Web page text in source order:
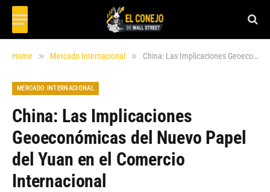
Home » Mercado Internacional » China: Las Implicaciones Geoeconómicas del Nuevo Papel del Yuan en el Comercio Internacional
MERCADO INTERNACIONAL
China: Las Implicaciones
Geoeconómicas del Nuevo Papel
del Yuan en el Comercio
Internacional